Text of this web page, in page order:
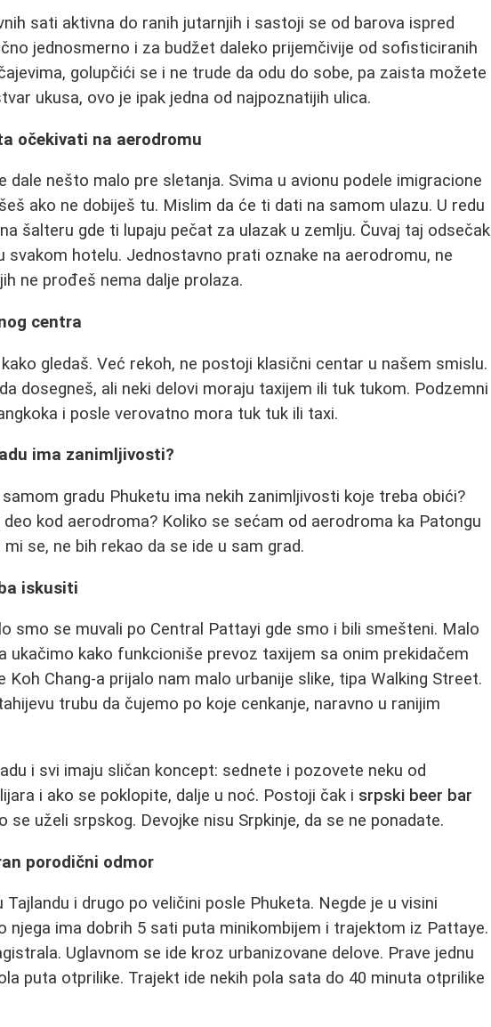
sati aktivna do ranih jutarnjih i sastoji se od barova ispred
jednosmerno i za budžet daleko prijemčivije od sofisticiranih
golupčići se i ne trude da odu do sobe, pa zaista možete
ukusa, ovo je ipak jedna od najpoznatijih ulica.
očekivati na aerodromu
dale nešto malo pre sletanja. Svima u avionu podele imigracione
ako ne dobiješ tu. Mislim da će ti dati na samom ulazu. U redu
šalteru gde ti lupaju pečat za ulazak u zemlju. Čuvaj taj odsečak
hotelu. Jednostavno prati oznake na aerodromu, ne
ne prođeš nema dalje prolaza.
centra
gledaš. Već rekoh, ne postoji klasični centar u našem smislu.
dosegneš, ali neki delovi moraju taxijem ili tuk tukom. Podzemni
i posle verovatno mora tuk tuk ili taxi.
ima zanimljivosti?
gradu Phuketu ima nekih zanimljivosti koje treba obići?
kod aerodroma? Koliko se sećam od aerodroma ka Patongu
se, ne bih rekao da se ide u sam grad.
iskusiti
smo se muvali po Central Pattayi gde smo i bili smešteni. Malo
ukačimo kako funkcioniše prevoz taxijem sa onim prekidačem
Koh Chang-a prijalo nam malo urbanije slike, tipa Walking Street.
trubu da čujemo po koje cenkanje, naravno u ranijim
i svi imaju sličan koncept: sednete i pozovete neku od
i ako se poklopite, dalje u noć. Postoji čak i srpski beer bar
se uželi srpskog. Devojke nisu Srpkinje, da se ne ponadate.
porodični odmor
i drugo po veličini posle Phuketa. Negde je u visini
njega ima dobrih 5 sati puta minikombijem i trajektom iz Pattaye.
Uglavnom se ide kroz urbanizovane delove. Prave jednu
puta otprilike. Trajekt ide nekih pola sata do 40 minuta otprilike